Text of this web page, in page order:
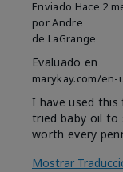
Enviado Hace 2
porAndre
de LaGrange
Evaluado en
marykay.com/en-
I have used
tried baby oil to
worth every
Mostrar